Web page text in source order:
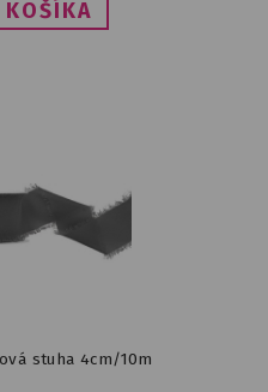
stuha 4cm/10m